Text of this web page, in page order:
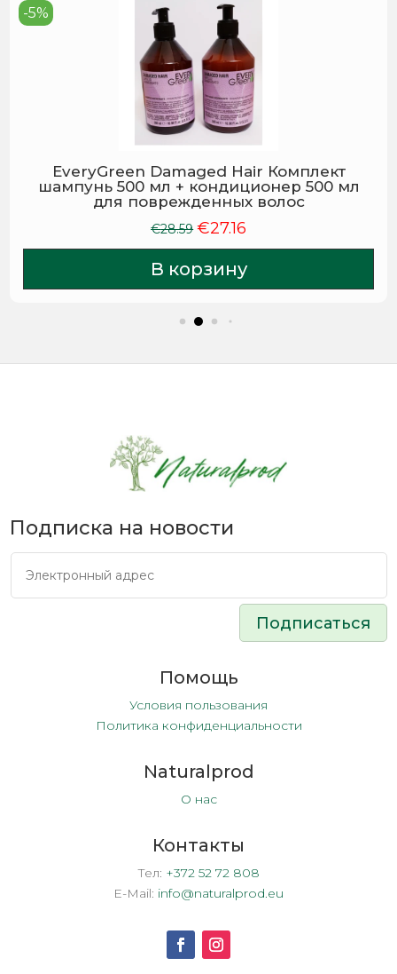
-5%
EveryGreen Damaged Hair Комплект
шампунь 500 мл + кондиционер 500 мл
для поврежденных волос
€28.59 Первоначальная
цена
составляла
€28.59.
€27.16
цена:
€27.16.
В корзину
Подписка на новости
Подписаться
Помощь
Условия пользования
Политика конфиденциальности
Naturalprod
О нас
Контакты
Тел: +372 52 72 808
E-Mail: info@naturalprod.eu